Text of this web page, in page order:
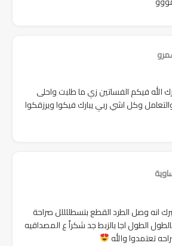
الله فيكم الفساتين زي ما طلبت واحلى
وكل اشي ربي يبارك فيكوا ويرزقكوا
انه وصل الطرد القطع بتسطللللل صراحة
الطول اجا بالزبط جد شكراً ع المصداقيه
تعتمدوا والله